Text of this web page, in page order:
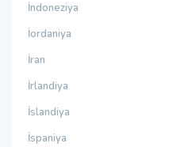
İndoneziya
İordaniya
İran
İrlandiya
İslandiya
İspaniya